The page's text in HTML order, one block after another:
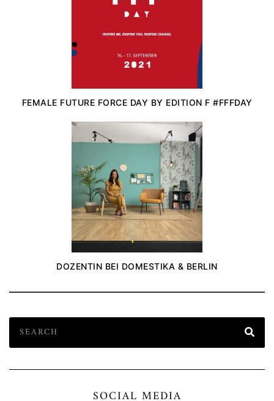
FEMALE FUTURE FORCE DAY BY EDITION F #FFFDAY
DOZENTIN BEI DOMESTIKA & BERLIN
SOCIAL MEDIA